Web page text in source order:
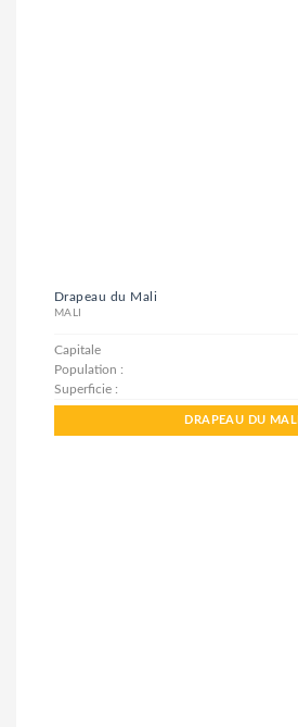
Drapeau du Mali
MALI
Capitale
Population :
Superficie :
DRAPEAU DU MALI